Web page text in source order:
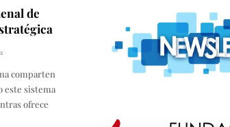
de
comparten
este sistema
ofrece